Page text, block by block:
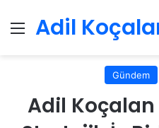
Menü
Adil
Gündem
Adil